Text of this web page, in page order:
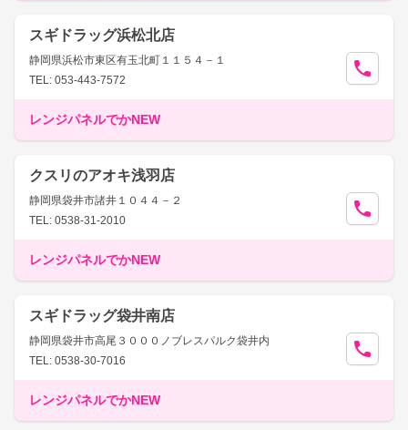
スギドラッグ浜松北店
静岡県浜松市東区有玉北町１１５４－１
TEL: 053-443-7572
レンジパネルでかNEW
クスリのアオキ浅羽店
静岡県袋井市諸井１０４４－２
TEL: 0538-31-2010
レンジパネルでかNEW
スギドラッグ袋井南店
静岡県袋井市高尾３０００ノブレスパルク袋井内
TEL: 0538-30-7016
レンジパネルでかNEW